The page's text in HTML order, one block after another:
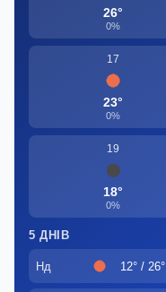
26°
0%
17
23°
0%
19
18°
0%
5 ДНІВ
Нд 12° / 26°